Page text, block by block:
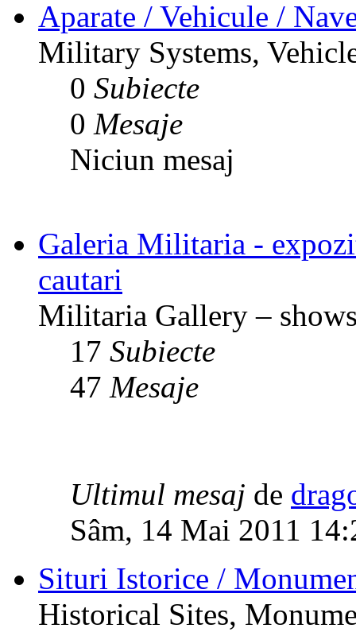
Aparate / Vehicule /
Military Systems,
0 Subiecte
0 Mesaje
Niciun mesaj
Galeria Militaria -
cautari
Militaria Gallery –
17 Subiecte
47 Mesaje
Ultimul mesaj de
Sâm, 14 Mai 2011
Situri Istorice /
Historical Sites,